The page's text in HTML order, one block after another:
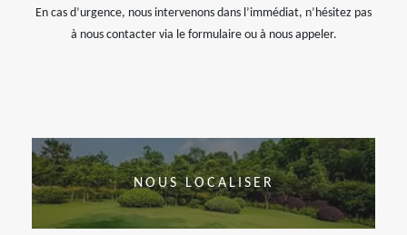
En cas d’urgence, nous intervenons dans l’immédiat, n’hésitez pas
à nous contacter via le formulaire ou à nous appeler.
NOUS LOCALISER